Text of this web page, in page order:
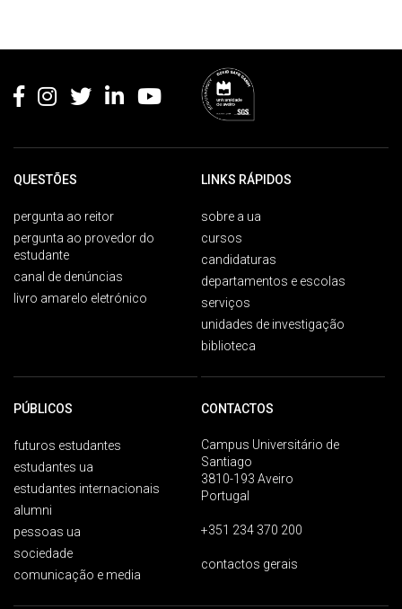
QUESTÕES
pergunta ao reitor
pergunta ao provedor do
estudante
canal de denúncias
livro amarelo eletrónico
LINKS RÁPIDOS
sobre a ua
cursos
candidaturas
departamentos e escolas
serviços
unidades de investigação
biblioteca
PÚBLICOS
futuros estudantes
estudantes ua
estudantes internacionais
alumni
pessoas ua
sociedade
comunicação e media
CONTACTOS
Campus Universitário de
Santiago
3810-193 Aveiro
Portugal
+351 234 370 200
contactos gerais